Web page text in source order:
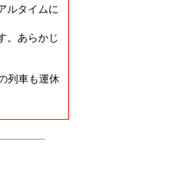
ルタイムに
。あらかじ
列車も運休